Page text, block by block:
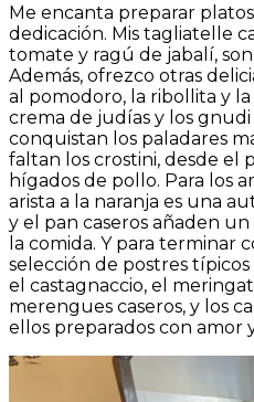
Me encanta preparar
dedicación. Mis tagliatelle
tomate y ragú de jabalí,
Además, ofrezco otras
al pomodoro, la ribollita y
crema de judías y los
conquistan los paladares
faltan los crostini, desde el
hígados de pollo. Para los
arista a la naranja es una
y el pan caseros añaden
la comida. Y para
selección de postres
el castagnaccio, el
merengues caseros, y los
ellos preparados con amor